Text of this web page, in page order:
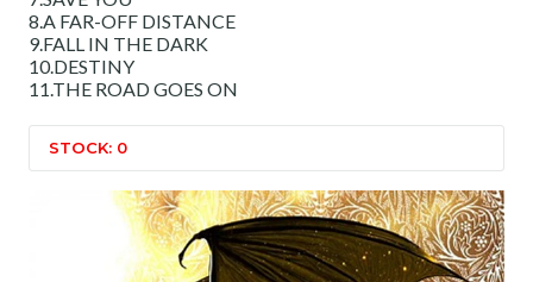
8.A FAR-OFF DISTANCE
9.FALL IN THE DARK
10.DESTINY
11.THE ROAD GOES ON
STOCK: 0